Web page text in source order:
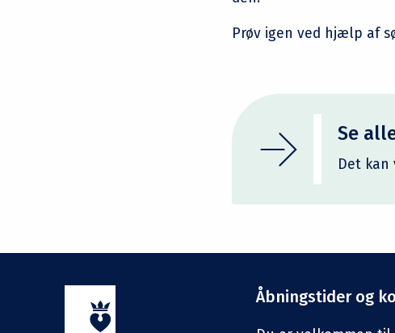
Prøv igen ved hjælp af
Se
Det
Åbningstider og